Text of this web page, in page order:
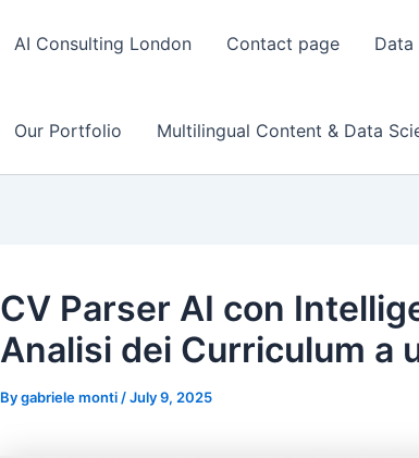
AI Consulting London Contact page
Our Portfolio Multilingual Content & Data
CV Parser AI con
Analisi dei Curriculum a
Bygabriele monti /July 9, 2025